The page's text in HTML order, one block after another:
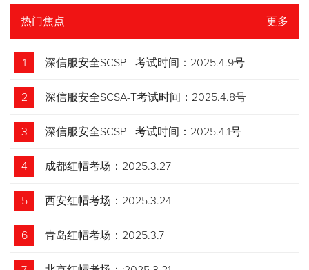
热门焦点 更多
1 深信服安全SCSP-T考试时间：2025.4.9号
2 深信服安全SCSA-T考试时间：2025.4.8号
3 深信服安全SCSP-T考试时间：2025.4.1号
4 成都红帽考场：2025.3.27
5 西安红帽考场：2025.3.24
6 青岛红帽考场：2025.3.7